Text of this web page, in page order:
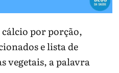
por porção,
e lista de
vegetais, a palavra